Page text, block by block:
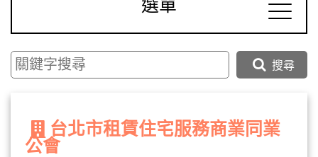
選單
搜尋
台北市租賃住宅服務商業同業
公會